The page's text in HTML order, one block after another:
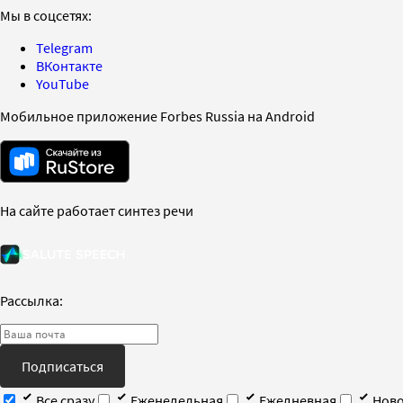
Мы в соцсетях:
Telegram
ВКонтакте
YouTube
Мобильное приложение Forbes Russia на Android
На сайте работает синтез речи
Рассылка:
Подписаться